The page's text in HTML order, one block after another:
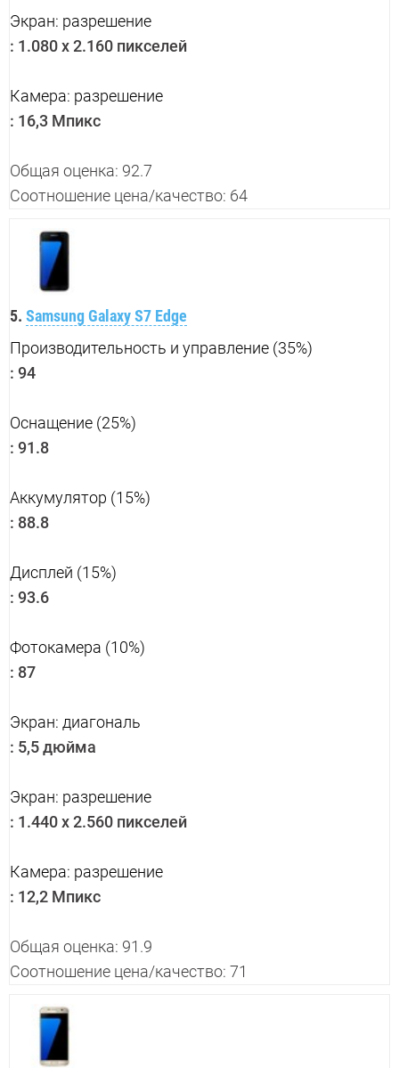
Экран: разрешение
: 1.080 x 2.160 пикселей
Камера: разрешение
: 16,3 Мпикс
Общая оценка: 92.7
Соотношение цена/качество: 64
5. Samsung Galaxy S7 Edge
Производительность и управление (35%)
: 94
Оснащение (25%)
: 91.8
Аккумулятор (15%)
: 88.8
Дисплей (15%)
: 93.6
Фотокамера (10%)
: 87
Экран: диагональ
: 5,5 дюйма
Экран: разрешение
: 1.440 x 2.560 пикселей
Камера: разрешение
: 12,2 Мпикс
Общая оценка: 91.9
Соотношение цена/качество: 71